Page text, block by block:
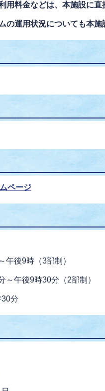
用料金などは、本施設に直
の運用状況についても本施
ページ
午後9時（3部制）
後9時30分（2部制）
分